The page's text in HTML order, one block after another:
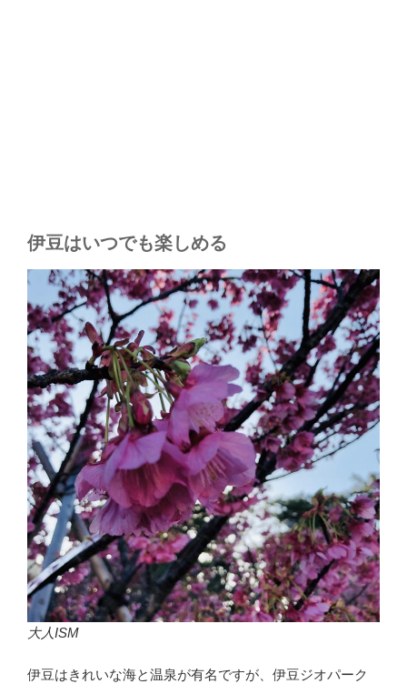
伊豆はいつでも楽しめる
大人ISM
伊豆はきれいな海と温泉が有名ですが、伊豆ジオパーク